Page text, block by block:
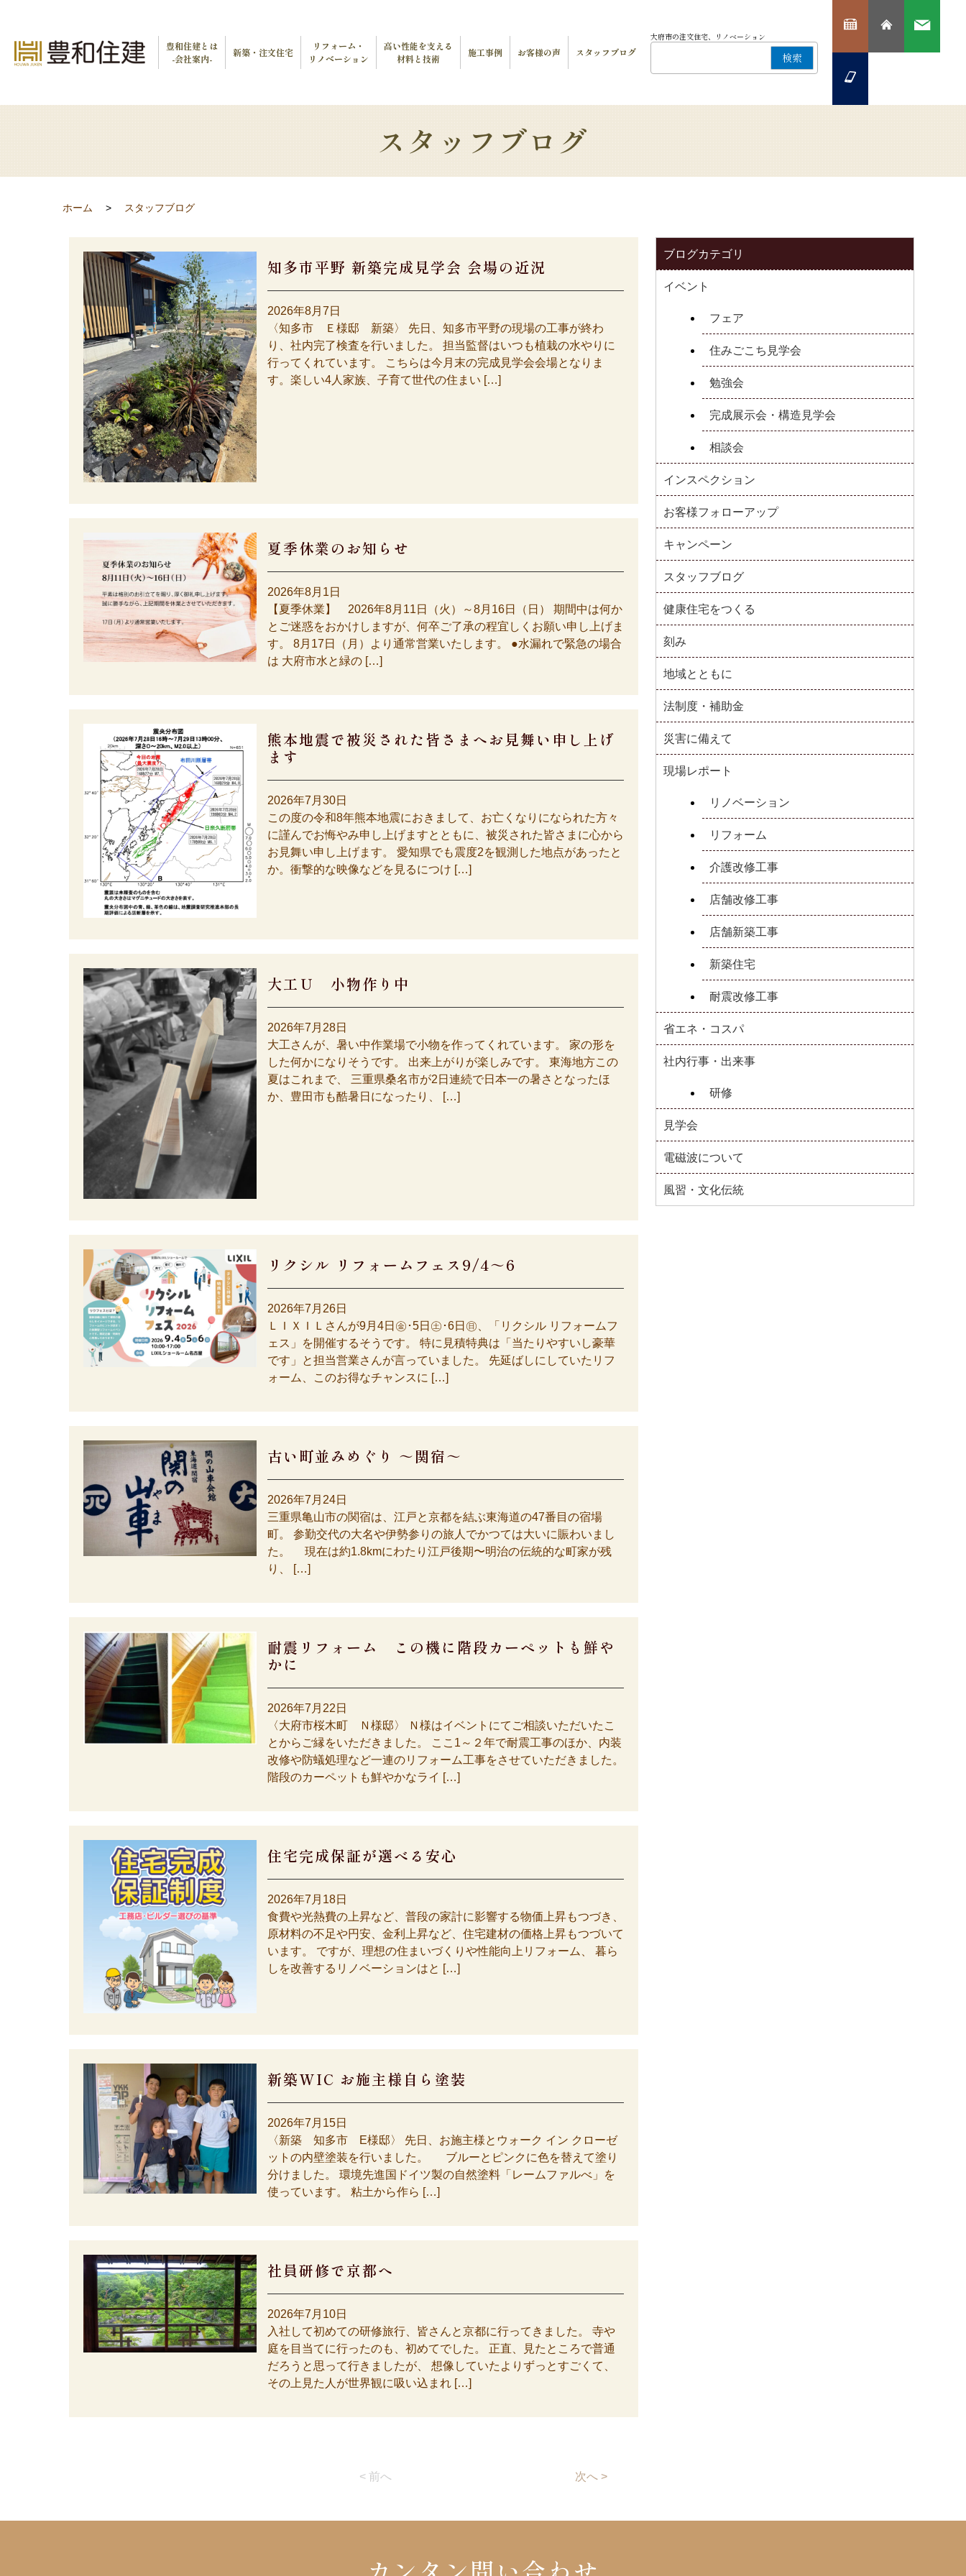
豊和住建とは
-会社案内-
新築・注文住宅
リフォーム・
リノベーション
高い性能を支える
材料と技術
施工事例 お客様の声 スタッフブログ
大府市の注文住宅、リノベーション
検索
スタッフブログ
ホーム スタッフブログ
知多市平野 新築完成見学会 会場の近況
2026年8月7日
〈知多市 Ｅ様邸 新築〉 先日、知多市平野の現場の工事が終わ
り、社内完了検査を行いました。 担当監督はいつも植栽の水やりに
行ってくれています。 こちらは今月末の完成見学会会場となりま
す。楽しい4人家族、子育て世代の住まい […]
夏季休業のお知らせ
2026年8月1日
【夏季休業】 2026年8月11日（火）～8月16日（日） 期間中は何か
とご迷惑をおかけしますが、何卒ご了承の程宜しくお願い申し上げま
す。 8月17日（月）より通常営業いたします。 ●水漏れで緊急の場合
は 大府市水と緑の […]
熊本地震で被災された皆さまへお見舞い申し上げ
ます
2026年7月30日
この度の令和8年熊本地震におきまして、お亡くなりになられた方々
に謹んでお悔やみ申し上げますとともに、被災された皆さまに心から
お見舞い申し上げます。 愛知県でも震度2を観測した地点があったと
か。衝撃的な映像などを見るにつけ […]
大工Ｕ 小物作り中
2026年7月28日
大工さんが、暑い中作業場で小物を作ってくれています。 家の形を
した何かになりそうです。 出来上がりが楽しみです。 東海地方この
夏はこれまで、 三重県桑名市が2日連続で日本一の暑さとなったほ
か、豊田市も酷暑日になったり、 […]
リクシル リフォームフェス9/4～6
2026年7月26日
ＬＩＸＩＬさんが9月4日㊎･5日㊏･6日㊐、「リクシル リフォームフ
ェス」を開催するそうです。 特に見積特典は「当たりやすいし豪華
です」と担当営業さんが言っていました。 先延ばしにしていたリフ
ォーム、このお得なチャンスに […]
古い町並みめぐり ～関宿～
2026年7月24日
三重県亀山市の関宿は、江戸と京都を結ぶ東海道の47番目の宿場
町。 参勤交代の大名や伊勢参りの旅人でかつては大いに賑わいまし
た。 現在は約1.8kmにわたり江戸後期〜明治の伝統的な町家が残
り、 […]
耐震リフォーム この機に階段カーペットも鮮や
かに
2026年7月22日
〈大府市桜木町 Ｎ様邸〉 Ｎ様はイベントにてご相談いただいたこ
とからご縁をいただきました。 ここ1～２年で耐震工事のほか、内装
改修や防蟻処理など一連のリフォーム工事をさせていただきました。
階段のカーペットも鮮やかなライ […]
住宅完成保証が選べる安心
2026年7月18日
食費や光熱費の上昇など、普段の家計に影響する物価上昇もつづき、
原材料の不足や円安、金利上昇など、住宅建材の価格上昇もつづいて
います。 ですが、理想の住まいづくりや性能向上リフォーム、 暮ら
しを改善するリノベーションはと […]
新築WIC お施主様自ら塗装
2026年7月15日
〈新築 知多市 E様邸〉 先日、お施主様とウォーク イン クローゼ
ットの内壁塗装を行いました。 ブルーとピンクに色を替えて塗り
分けました。 環境先進国ドイツ製の自然塗料「レームファルべ」を
使っています。 粘土から作ら […]
社員研修で京都へ
2026年7月10日
入社して初めての研修旅行、皆さんと京都に行ってきました。 寺や
庭を目当てに行ったのも、初めてでした。 正直、見たところで普通
だろうと思って行きましたが、 想像していたよりずっとすごくて、
その上見た人が世界観に吸い込まれ […]
ブログカテゴリ
イベント
フェア
住みごこち見学会
勉強会
完成展示会・構造見学会
相談会
インスペクション
お客様フォローアップ
キャンペーン
スタッフブログ
健康住宅をつくる
刻み
地域とともに
法制度・補助金
災害に備えて
現場レポート
リノベーション
リフォーム
介護改修工事
店舗改修工事
店舗新築工事
新築住宅
耐震改修工事
省エネ・コスパ
社内行事・出来事
研修
見学会
電磁波について
風習・文化伝統
< 前へ 次へ >